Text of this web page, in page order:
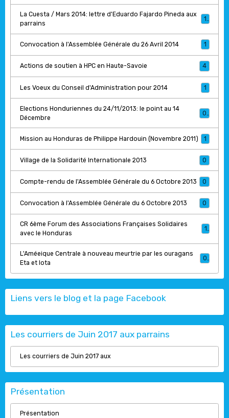
La Cuesta / Mars 2014: lettre d'Eduardo Fajardo Pineda aux
parrains
1
Convocation à l'Assemblée Générale du 26 Avril 2014 1
Actions de soutien à HPC en Haute-Savoie 4
Les Voeux du Conseil d'Administration pour 2014 1
Elections Honduriennes du 24/11/2013: le point au 14
Décembre
Mission au Honduras de Philippe Hardouin (Novembre 2011) 1
Village de la Solidarité Internationale 2013 0
Compte-rendu de l'Assemblée Générale du 6 Octobre 2013 0
Convocation à l'Assemblée Générale du 6 Octobre 2013 0
CR 6ème Forum des Associations Françaises Solidaires
avec le Honduras
1
L'Améeique Centrale à nouveau meurtrie par les ouragans
Eta et Iota
0
Liens vers le blog et la page Facebook
Les courriers de Juin 2017 aux parrains
Les courriers de Juin 2017 aux
Présentation
Présentation